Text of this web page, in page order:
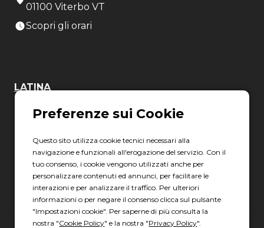
01100 Viterbo VT
Scopri gli orari
LATINA
06 8880 8401
04010 Latina LT
Scopri gli orari
Questo sito utilizza cookie tecnici necessari alla
navigazione e funzionali all'erogazione del servizio. Con il
tuo consenso, i cookie vengono utilizzati anche per
personalizzare contenuti ed annunci, per facilitare le
interazioni e per analizzare il traffico. Per ulteriori
informazioni o per negare il consenso clicca sul pulsante
"Impostazioni cookie". Per saperne di più consulta la
nostra "Cookie Policy" e la nostra "Privacy Policy".